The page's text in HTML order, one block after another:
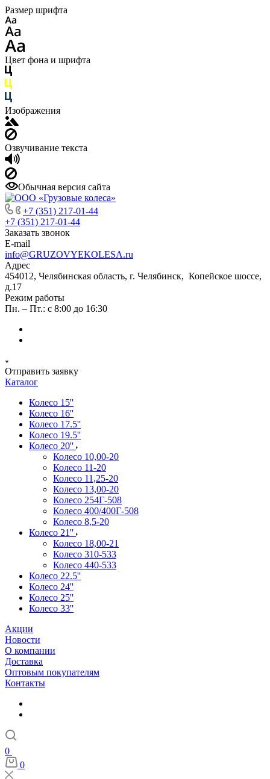
Размер шрифта
Цвет фона и шрифта
Изображения
Озвучивание текста
Обычная версия сайта
+7 (351) 217-01-44
+7 (351) 217-01-44
Заказать звонок
E-mail
info@GRUZOVYEKOLESA.ru
Адрес
454012, Челябинская область, г. Челябинск, Копейское шоссе,
д.17
Режим работы
Пн. – Пт.: с 8:00 до 16:30
Отправить заявку
Каталог
Колесо 15''
Колесо 16''
Колесо 17.5''
Колесо 19.5''
Колесо 20''
Колесо 10,00-20
Колесо 11-20
Колесо 11,25-20
Колесо 13,00-20
Колесо 254Г-508
Колесо 400/400Г-508
Колесо 8,5-20
Колесо 21''
Колесо 18,00-21
Колесо 310-533
Колесо 440-533
Колесо 22.5''
Колесо 24''
Колесо 25''
Колесо 33''
Акции
Новости
О компании
Доставка
Оптовым покупателям
Контакты
0
0